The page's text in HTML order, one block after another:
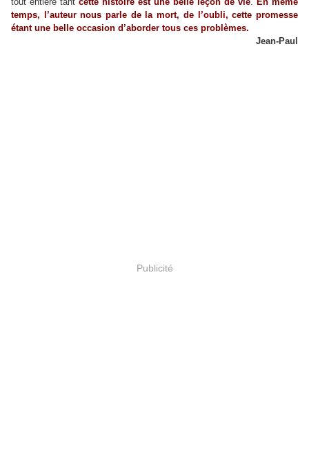
temps, l’auteur nous parle de la mort, de l’oubli, cette promesse
étant une belle occasion d’aborder tous ces problèmes.
Jean-Paul
Publicité